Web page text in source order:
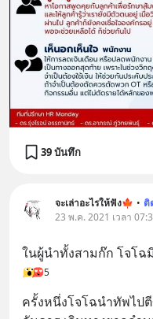
39 บันทึก
จะเล่าอะไรให้ฟัง🍁 • ติ
23 พ.ค. 2021 เวลา
ในผู้นำทั้งสามก๊ก โจโ
5
ครั้งหนึ่งโจโฉนำทัพไป